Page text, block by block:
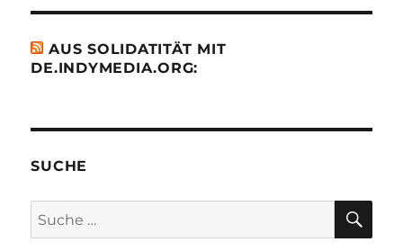
AUS SOLIDATITÄT MIT
DE.INDYMEDIA.ORG:
SUCHE
Suche
nach: